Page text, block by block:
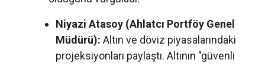
Niyazi Atasoy (Ahlatcı Portföy Genel
Müdürü): Altın ve döviz piyasalarındaki
projeksiyonları paylaştı. Altının "güvenli